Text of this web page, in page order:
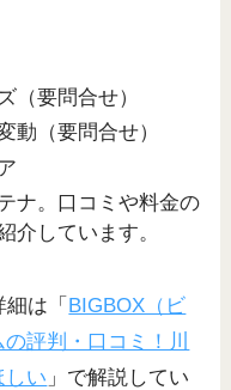
（要問合せ）
動（要問合せ）
ナ。口コミや料金の
介しています。
は「 BIGBOX（ビ
評判・口コミ！川
しい 」で解説してい